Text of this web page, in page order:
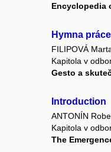
Encyclopedia
Hymna
FILIPOVÁ
Kapitola v
Gesto a
Introduction
ANTONÍN
Kapitola v
The